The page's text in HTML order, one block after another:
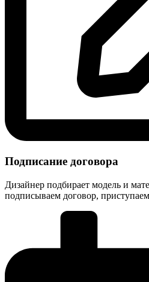
Подписание договора
Дизайнер подбирает модель и
подписываем договор,